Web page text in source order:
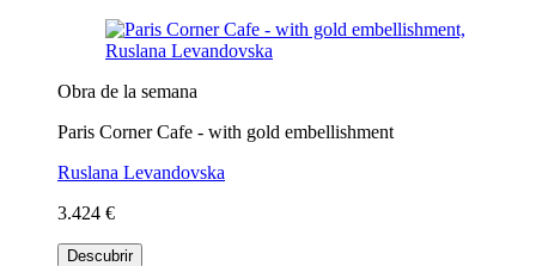
Obra de la semana
Paris Corner Cafe - with gold embellishment
Ruslana Levandovska
3.424 €
Descubrir